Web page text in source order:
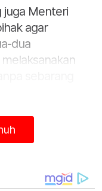
juga Menteri
agar
dua
Tan Sri
sebagai